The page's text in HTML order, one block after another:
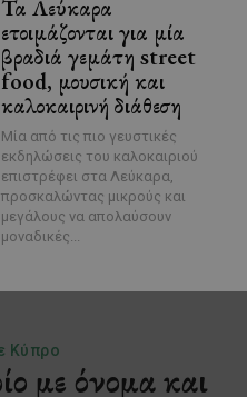
Τα Λεύκαρα
ετοιμάζονται για μία
βραδιά γεμάτη street
food, μουσική και
καλοκαιρινή διάθεση
Μία από τις πιο γευστικές
εκδηλώσεις του καλοκαιριού
επιστρέφει στα Λεύκαρα,
προσκαλώντας μικρούς και
μεγάλους να απολαύσουν
μοναδικές...